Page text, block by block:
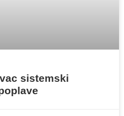
sistemski